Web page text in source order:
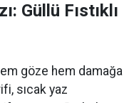
Güllü Fıstıklı
göze hem damağa
sıcak yaz